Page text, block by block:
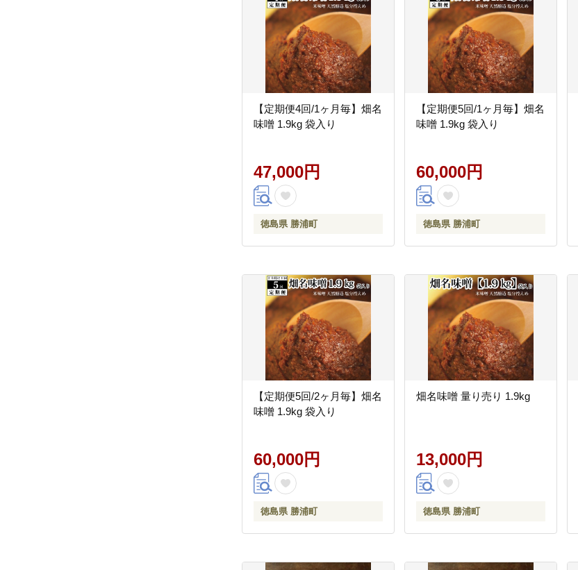
【定期便4回/1ヶ月毎】畑名
味噌 1.9kg 袋入り
47,000円
徳島県 勝浦町
【定期便5回/1ヶ月毎】畑名
味噌 1.9kg 袋入り
60,000円
徳島県 勝浦町
【定期便5回/2ヶ月毎】畑名
味噌 1.9kg 袋入り
60,000円
徳島県 勝浦町
畑名味噌 量り売り 1.9kg
13,000円
徳島県 勝浦町